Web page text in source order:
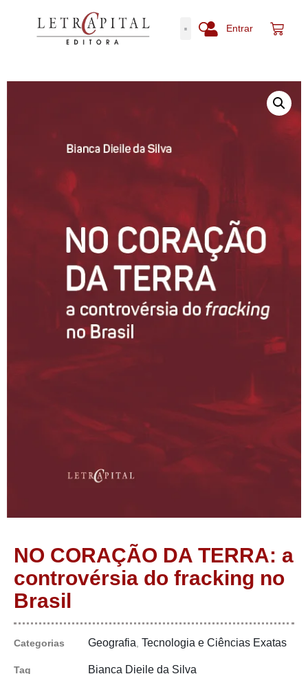
Entrar
NO CORAÇÃO DA TERRA: a
controvérsia do fracking no
Brasil
Categorias Geografia, Tecnologia e Ciências Exatas
Tag Bianca Dieile da Silva